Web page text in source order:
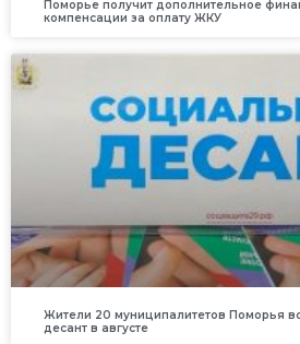
Поморье получит дополнительное
компенсации за оплату ЖКУ
Жители 20 муниципалитетов Поморья
десант в августе